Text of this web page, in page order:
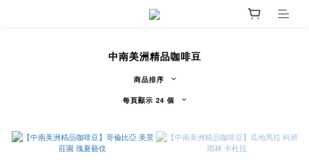
中南美洲精品咖啡豆
商品排序
每頁顯示 24 個